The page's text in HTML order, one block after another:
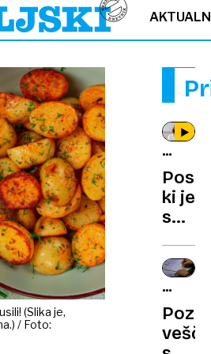
(Slika je,
/ Foto:
BREZ
MEJA
ki je
val.
Za
mati
iz
NA
ROKO